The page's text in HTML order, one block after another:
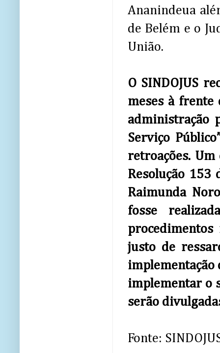
Ananindeua
de Belém e o
União.
O SINDOJUS
meses à frente
administração
Serviço
retroações. Um
Resolução 153
Raimunda
fosse
justo de
implementação
implementar o
serão
Fonte: